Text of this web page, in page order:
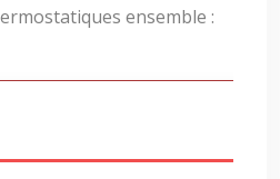
ensemble :